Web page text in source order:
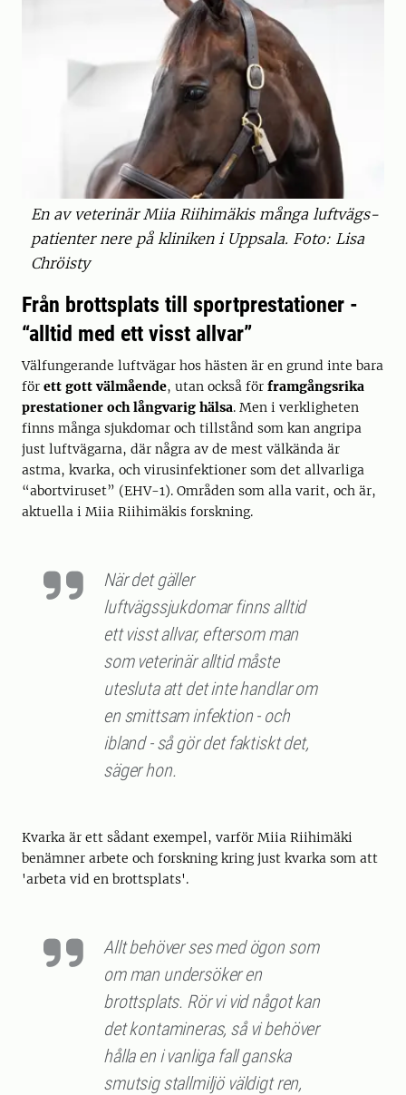
En av veterinär Miia Riihimäkis många luftvägs-
patienter nere på kliniken i Uppsala. Foto: Lisa
Chröisty
Från brottsplats till sportprestationer -
“alltid med ett visst allvar”
Välfungerande luftvägar hos hästen är en grund inte bara
för ett gott välmående, utan också för framgångsrika
prestationer och långvarig hälsa. Men i verkligheten
finns många sjukdomar och tillstånd som kan angripa
just luftvägarna, där några av de mest välkända är
astma, kvarka, och virusinfektioner som det allvarliga
“abortviruset” (EHV-1). Områden som alla varit, och är,
aktuella i Miia Riihimäkis forskning.
När det gäller
luftvägssjukdomar finns alltid
ett visst allvar, eftersom man
som veterinär alltid måste
utesluta att det inte handlar om
en smittsam infektion - och
ibland - så gör det faktiskt det,
säger hon.
Kvarka är ett sådant exempel, varför Miia Riihimäki
benämner arbete och forskning kring just kvarka som att
'arbeta vid en brottsplats'.
Allt behöver ses med ögon som
om man undersöker en
brottsplats. Rör vi vid något kan
det kontamineras, så vi behöver
hålla en i vanliga fall ganska
smutsig stallmiljö väldigt ren,